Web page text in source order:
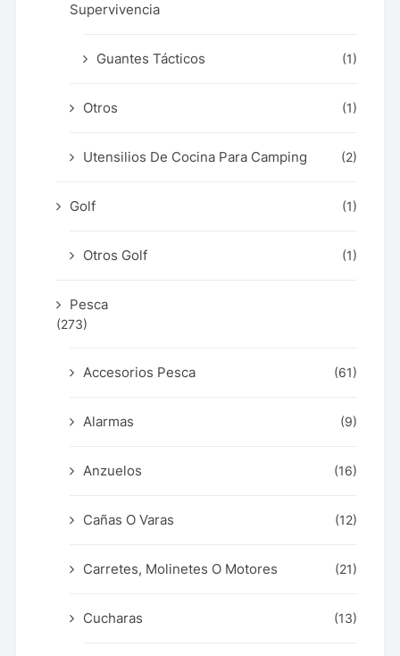
Supervivencia
Guantes Tácticos (1)
Otros (1)
Utensilios De Cocina Para Camping (2)
Golf (1)
Otros Golf (1)
Pesca
(273)
Accesorios Pesca (61)
Alarmas (9)
Anzuelos (16)
Cañas O Varas (12)
Carretes, Molinetes O Motores (21)
Cucharas (13)